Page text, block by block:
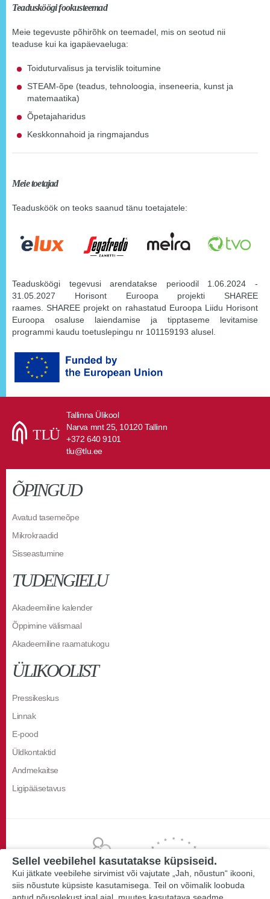
Teadusköögi fookusteemad
Meie tegevuste põhirõhk on teemadel, mis on seotud nii
teaduse kui ka igapäevaeluga:
Toiduturvalisus ja tervislik toitumine
STEAM-õpe (teadus, tehnoloogia, inseneeria, kunst ja
matemaatika)
Õpetajaharidus
Keskkonnahoid ja ringmajandus
Meie toetajad
Teadusköök on teoks saanud tänu toetajatele:
Teadusköögi tegevusi arendatakse perioodil 1.06.2024 -
31.05.2027 Horisont Euroopa projekti SHAREE
raames. SHAREE projekt on rahastatud Euroopa Liidu Horisont
Euroopa osaluse laiendamise ja tipptaseme levitamise
programmi kaudu toetuslepingu nr 101159193 alusel.
Tallinna Ülikool
Narva mnt 25, 10120 Tallinn
+372 640 9101
tlu@tlu.ee
ÕPINGUD
Avatud tasemeõpe
Mikrokraadid
Sisseastumine
TUDENGIELU
Akadeemiline kalender
Õppimine välismaal
Akadeemiline raamatukogu
ÜLIKOOLIST
Pressikeskus
Linnak
E-pood
Üldkontaktid
Andmekaitse
Ligipääsetavus
Sellel veebilehel kasutatakse küpsiseid.
Kui jätkate veebilehe sirvimist või vajutate „Jah, nõustun“ ikooni,
siis nõustute küpsiste kasutamisega. Teil on võimalik loobuda